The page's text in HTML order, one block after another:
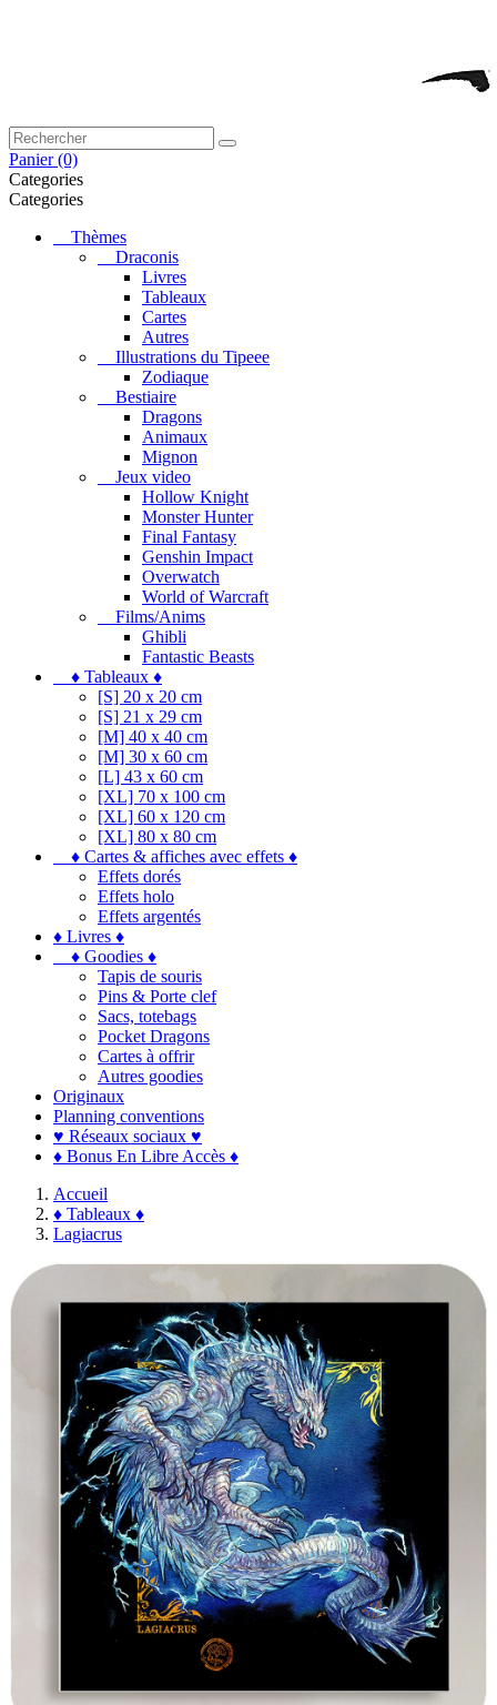
Panier (0)
Categories
Categories
Thèmes
Draconis
Livres
Tableaux
Cartes
Autres
Illustrations du Tipeee
Zodiaque
Bestiaire
Dragons
Animaux
Mignon
Jeux video
Hollow Knight
Monster Hunter
Final Fantasy
Genshin Impact
Overwatch
World of Warcraft
Films/Anims
Ghibli
Fantastic Beasts
♦ Tableaux ♦
[S] 20 x 20 cm
[S] 21 x 29 cm
[M] 40 x 40 cm
[M] 30 x 60 cm
[L] 43 x 60 cm
[XL] 70 x 100 cm
[XL] 60 x 120 cm
[XL] 80 x 80 cm
♦ Cartes & affiches avec effets ♦
Effets dorés
Effets holo
Effets argentés
♦ Livres ♦
♦ Goodies ♦
Tapis de souris
Pins & Porte clef
Sacs, totebags
Pocket Dragons
Cartes à offrir
Autres goodies
Originaux
Planning conventions
♥ Réseaux sociaux ♥
♦ Bonus En Libre Accès ♦
Accueil
♦ Tableaux ♦
Lagiacrus